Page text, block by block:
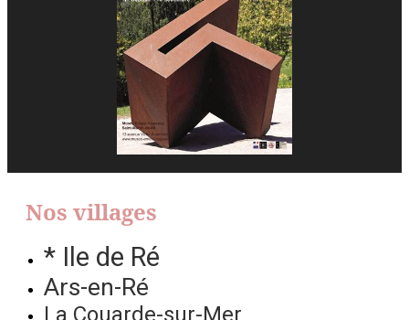
Nos villages
* Ile de Ré
Ars-en-Ré
La Couarde-sur-Mer